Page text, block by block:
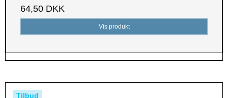
64,50 DKK
Vis produkt
Tilbud